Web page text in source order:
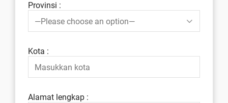
Provinsi :
Kota :
Alamat lengkap :